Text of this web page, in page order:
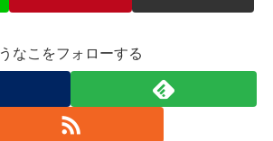
うなこをフォローする